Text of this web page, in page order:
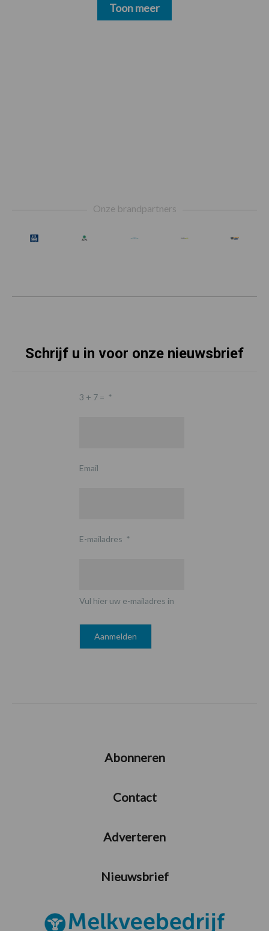
Toon meer
Onze brandpartners
Schrijf u in voor onze nieuwsbrief
3 + 7 = *
Email
E-mailadres *
Vul hier uw e-mailadres in
Abonneren
Contact
Adverteren
Nieuwsbrief